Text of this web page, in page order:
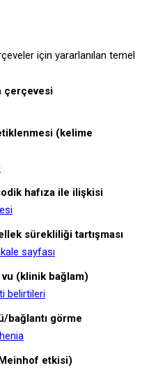
için yararlanılan temel
çerçevesi
(kelime
hafıza ile ilişkisi
sürekliliği tartışması
sayfası
(klinik bağlam)
belirtileri
bağlantı görme
etkisi)